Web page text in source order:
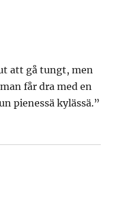
att gå tungt, men
får dra med en
pienessä kylässä.”